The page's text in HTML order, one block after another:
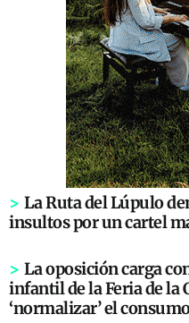
> La Ruta del Lúpulo
insultos por un cartel
> La oposición carga
infantil de la Feria de la
‘normalizar’ el